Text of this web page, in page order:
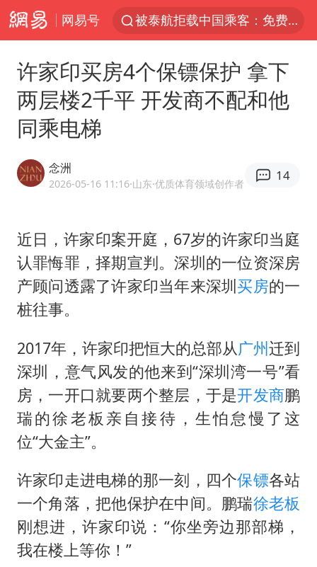
网易号
被泰航拒载中国乘客：免费改签没兑现
因凡蒂诺首次公开道歉
FIFA官方支持因凡蒂诺
谷歌首席科学家Jeff Dean离职创业
人贩子“梅姨”真实姓名曝光
如何把百年大党建设得更加坚强有力
多专业取消艺考 文化工作者要有文化
“银行午休1.5小时”留个窗口行不行
41岁女子为鼓励女儿考上985研究生
总书记关心百姓身边这些民生大事
许家印买房4个保镖保护 拿下
两层楼2千平 开发商不配和他
同乘电梯
念洲
2026-05-16 11:16·山东·优质体育领域创作者
14
近日，许家印案开庭，67岁的许家印当庭
认罪悔罪，择期宣判。深圳的一位资深房
产顾问透露了许家印当年来深圳买房的一
桩往事。
2017年，许家印把恒大的总部从广州迁到
深圳，意气风发的他来到“深圳湾一号”看
房，一开口就要两个整层，于是开发商鹏
瑞的徐老板亲自接待，生怕怠慢了这
位“大金主”。
许家印走进电梯的那一刻，四个保镖各站
一个角落，把他保护在中间。鹏瑞徐老板
刚想进，许家印说：“你坐旁边那部梯，
我在楼上等你！”